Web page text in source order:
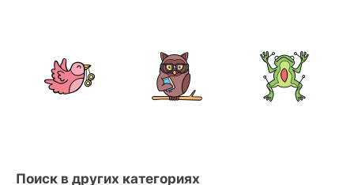
Поиск в других категориях